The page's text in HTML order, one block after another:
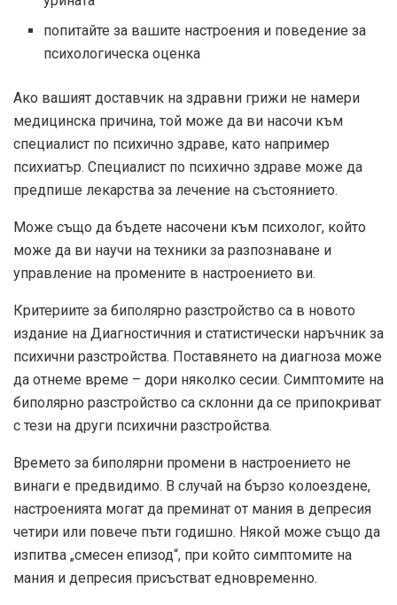
попитайте за вашите настроения и поведение за
психологическа оценка
Ако вашият доставчик на здравни грижи не намери
медицинска причина, той може да ви насочи към
специалист по психично здраве, като например
психиатър. Специалист по психично здраве може да
предпише лекарства за лечение на състоянието.
Може също да бъдете насочени към психолог, който
може да ви научи на техники за разпознаване и
управление на промените в настроението ви.
Критериите за биполярно разстройство са в новото
издание на Диагностичния и статистически наръчник за
психични разстройства. Поставянето на диагноза може
да отнеме време – дори няколко сесии. Симптомите на
биполярно разстройство са склонни да се припокриват
с тези на други психични разстройства.
Времето за биполярни промени в настроението не
винаги е предвидимо. В случай на бързо колоездене,
настроенията могат да преминат от мания в депресия
четири или повече пъти годишно. Някой може също да
изпитва „смесен епизод“, при който симптомите на
мания и депресия присъстват едновременно.